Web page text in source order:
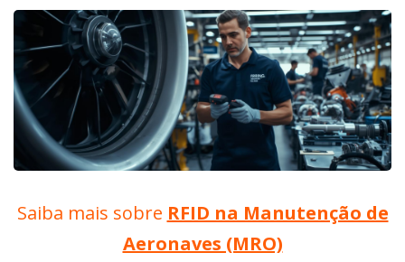
Saiba mais sobre RFID na Manutenção de
Aeronaves (MRO)